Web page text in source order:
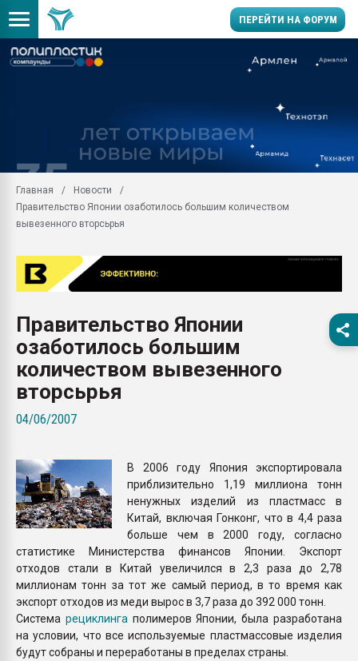
ПЕРЕЙТИ НА ФОРУМ
29.07.2026 ФРП помог
заводу пластмасс"
первый план в
28.07.2026
ситуацией на
Всё, что касается
Главная
Новости
Правительство Японии озаботилось большим количеством
вывезенного вторсьрья
Правительство Японии
озаботилось большим
количеством вывезенного
вторсьрья
04/06/2007
В 2006 году Япония экспортировала
приблизительно 1,19 миллиона тонн
ненужных изделий из пластмасс в
Китай, включая Гонконг, что в 4,4 раза
больше чем в 2000 году, согласно
статистике Министерства финансов Японии. Экспорт
отходов стали в Китай увеличился в 2,3 раза до 2,78
миллионам тонн за тот же самый период, в то время как
экспорт отходов из меди вырос в 3,7 раза до 392 000 тонн.
Система рециклинга полимеров Японии, была разработана
на условии, что все используемые пластмассовые изделия
будут собраны и переработаны в пределах страны.